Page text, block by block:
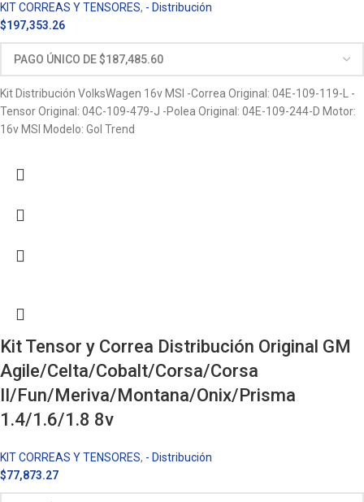
KIT CORREAS Y TENSORES, - Distribución
$197,353.26
Kit Distribución VolksWagen 16v MSI -Correa Original: 04E-109-119-L -
Tensor Original: 04C-109-479-J -Polea Original: 04E-109-244-D Motor:
16v MSI Modelo: Gol Trend
Kit Tensor y Correa Distribución Original GM
Agile/Celta/Cobalt/Corsa/Corsa
II/Fun/Meriva/Montana/Onix/Prisma
1.4/1.6/1.8 8v
KIT CORREAS Y TENSORES, - Distribución
$77,873.27